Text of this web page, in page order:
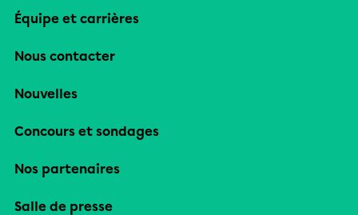
Équipe et carrières
Nous contacter
Nouvelles
Concours et sondages
Nos partenaires
Salle de presse